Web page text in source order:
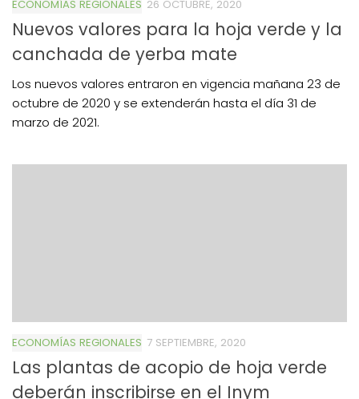
ECONOMÍAS REGIONALES 26 OCTUBRE, 2020
Nuevos valores para la hoja verde y la
canchada de yerba mate
Los nuevos valores entraron en vigencia mañana 23 de
octubre de 2020 y se extenderán hasta el día 31 de
marzo de 2021.
ECONOMÍAS REGIONALES 7 SEPTIEMBRE, 2020
Las plantas de acopio de hoja verde
deberán inscribirse en el Inym